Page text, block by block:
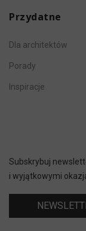
Przydatne
Dla architektów
Porady
Inspiracje
Subskrybuj
i wyjątkowymi